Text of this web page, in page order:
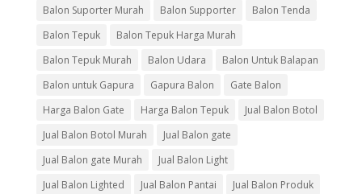
Balon Suporter Murah
Balon Supporter
Balon Tenda
Balon Tepuk
Balon Tepuk Harga Murah
Balon Tepuk Murah
Balon Udara
Balon Untuk Balapan
Balon untuk Gapura
Gapura Balon
Gate Balon
Harga Balon Gate
Harga Balon Tepuk
Jual Balon Botol
Jual Balon Botol Murah
Jual Balon gate
Jual Balon gate Murah
Jual Balon Light
Jual Balon Lighted
Jual Balon Pantai
Jual Balon Produk